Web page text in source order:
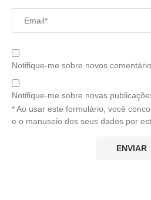
Notifique-me sobre novos
Notifique-me sobre novas
* Ao usar este formulário, você
e o manuseio dos seus dados por